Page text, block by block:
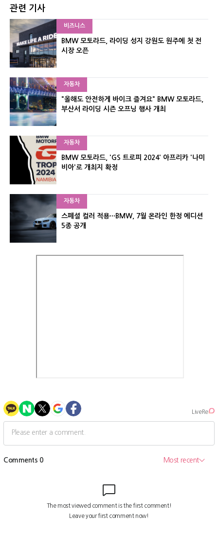
관련 기사
비즈니스
BMW 모토라드, 라이딩 성지 강원도 원주에 첫 전
시장 오픈
자동차
"올해도 안전하게 바이크 즐겨요" BMW 모토라드,
부산서 라이딩 시즌 오프닝 행사 개최
자동차
BMW 모토라드, 'GS 트로피 2024' 아프리카 '나미
비아'로 개최지 확정
자동차
스페셜 컬러 적용···BMW, 7월 온라인 한정 에디션
5종 공개